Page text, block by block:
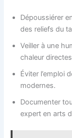
Dépoussiérer
des reliefs du
Veiller à une
chaleur
Éviter l’emploi
modernes.
Documenter
expert en arts